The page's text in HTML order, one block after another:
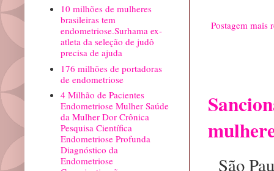
Postagem mais
São
10 milhões de mulheres
brasileiras tem
endometriose.Surhama ex-
atleta da seleção de judô
precisa de ajuda
176 milhões de portadoras
de endometriose
4 Milhão de Pacientes
Endometriose Mulher Saúde
da Mulher Dor Crônica
Pesquisa Científica
Endometriose Profunda
Diagnóstico da
Endometriose